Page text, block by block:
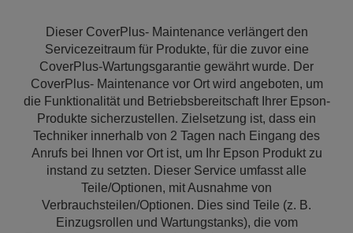
Dieser CoverPlus- Maintenance verlängert den
Servicezeitraum für Produkte, für die zuvor eine
CoverPlus-Wartungsgarantie gewährt wurde. Der
CoverPlus- Maintenance vor Ort wird angeboten, um
die Funktionalität und Betriebsbereitschaft Ihrer Epson-
Produkte sicherzustellen. Zielsetzung ist, dass ein
Techniker innerhalb von 2 Tagen nach Eingang des
Anrufs bei Ihnen vor Ort ist, um Ihr Epson Produkt zu
instand zu setzten. Dieser Service umfasst alle
Teile/Optionen, mit Ausnahme von
Verbrauchsteilen/Optionen. Dies sind Teile (z. B.
Einzugsrollen und Wartungstanks), die vom